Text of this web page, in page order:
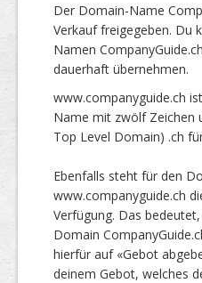
Der Domain-Name
Verkauf freigegeben. Du
Namen
dauerhaft übernehmen.
www.companyguide.ch
Name mit zwölf Zeichen
Top Level Domain) .ch
Ebenfalls steht für den
www.companyguide.ch
Verfügung. Das
Domain
hierfür auf «Gebot
deinem Gebot, welches